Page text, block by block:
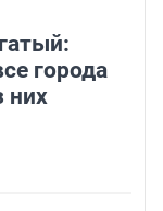
города
них